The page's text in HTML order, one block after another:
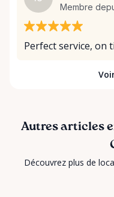
Membre
Perfect service, on
Autres articles
Découvrez plus de